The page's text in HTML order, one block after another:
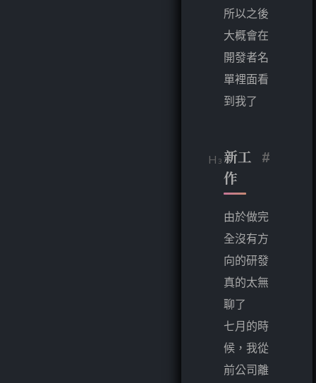
所以之後
大概會在
開發者名
單裡面看
到我了
#
新工
作
由於做完
全沒有方
向的研發
真的太無
聊了
七月的時
候，我從
前公司離